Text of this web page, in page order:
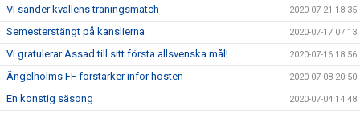
Vi sänder kvällens träningsmatch 2020-07-21 18:35
Semesterstängt på kanslierna 2020-07-17 07:13
Vi gratulerar Assad till sitt första allsvenska mål! 2020-07-16 18:56
Ängelholms FF förstärker inför hösten 2020-07-08 20:50
En konstig säsong 2020-07-04 14:48